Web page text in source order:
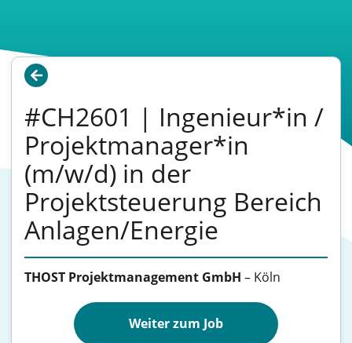
#CH2601 | Ingenieur*in /
Projektmanager*in
(m/w/d) in der
Projektsteuerung Bereich
Anlagen/Energie
THOST Projektmanagement GmbH – Köln
Weiter zum Job